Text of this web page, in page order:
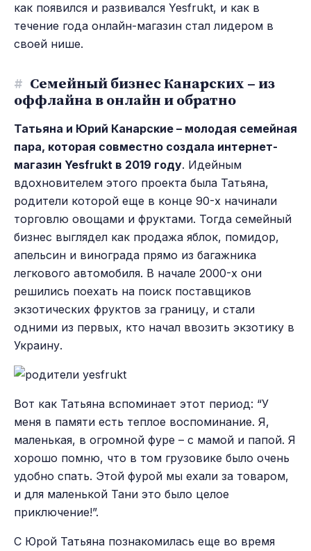
как появился и развивался Yesfrukt, и как в
течение года онлайн-магазин стал лидером в
своей нише.
# Семейный бизнес Канарских – из
оффлайна в онлайн и обратно
Татьяна и Юрий Канарские – молодая семейная
пара, которая совместно создала интернет-
магазин Yesfrukt в 2019 году. Идейным
вдохновителем этого проекта была Татьяна,
родители которой еще в конце 90-х начинали
торговлю овощами и фруктами. Тогда семейный
бизнес выглядел как продажа яблок, помидор,
апельсин и винограда прямо из багажника
легкового автомобиля. В начале 2000-х они
решились поехать на поиск поставщиков
экзотических фруктов за границу, и стали
одними из первых, кто начал ввозить экзотику в
Украину.
Вот как Татьяна вспоминает этот период: “У
меня в памяти есть теплое воспоминание. Я,
маленькая, в огромной фуре – с мамой и папой. Я
хорошо помню, что в том грузовике было очень
удобно спать. Этой фурой мы ехали за товаром,
и для маленькой Тани это было целое
приключение!”.
С Юрой Татьяна познакомилась еще во время